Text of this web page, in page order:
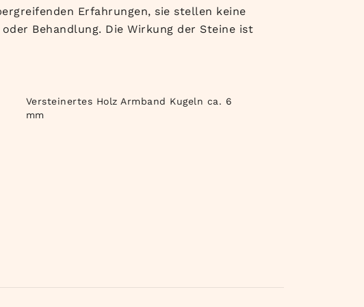
Erfahrungen, sie stellen keine
Behandlung. Die Wirkung der Steine ist
Versteinertes Holz Armband Kugeln ca. 6
mm